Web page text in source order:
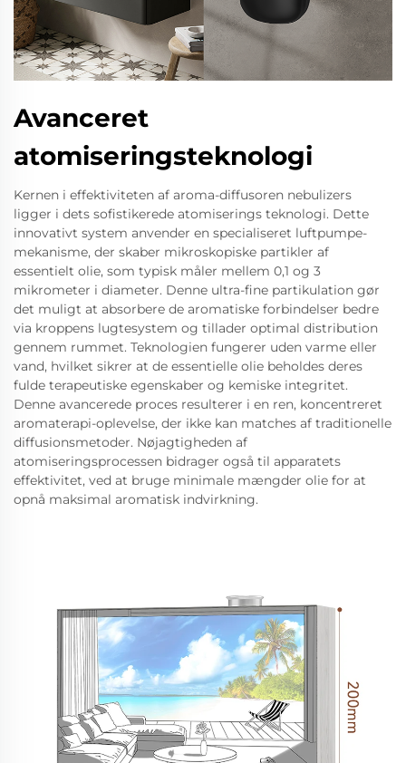
Avanceret
atomiseringsteknologi
Kernen i effektiviteten af aroma-diffusoren nebulizers
ligger i dets sofistikerede atomiserings teknologi. Dette
innovativt system anvender en specialiseret luftpumpe-
mekanisme, der skaber mikroskopiske partikler af
essentielt olie, som typisk måler mellem 0,1 og 3
mikrometer i diameter. Denne ultra-fine partikulation gør
det muligt at absorbere de aromatiske forbindelser bedre
via kroppens lugtesystem og tillader optimal distribution
gennem rummet. Teknologien fungerer uden varme eller
vand, hvilket sikrer at de essentielle olie beholdes deres
fulde terapeutiske egenskaber og kemiske integritet.
Denne avancerede proces resulterer i en ren, koncentreret
aromaterapi-oplevelse, der ikke kan matches af traditionelle
diffusionsmetoder. Nøjagtigheden af
atomiseringsprocessen bidrager også til apparatets
effektivitet, ved at bruge minimale mængder olie for at
opnå maksimal aromatisk indvirkning.